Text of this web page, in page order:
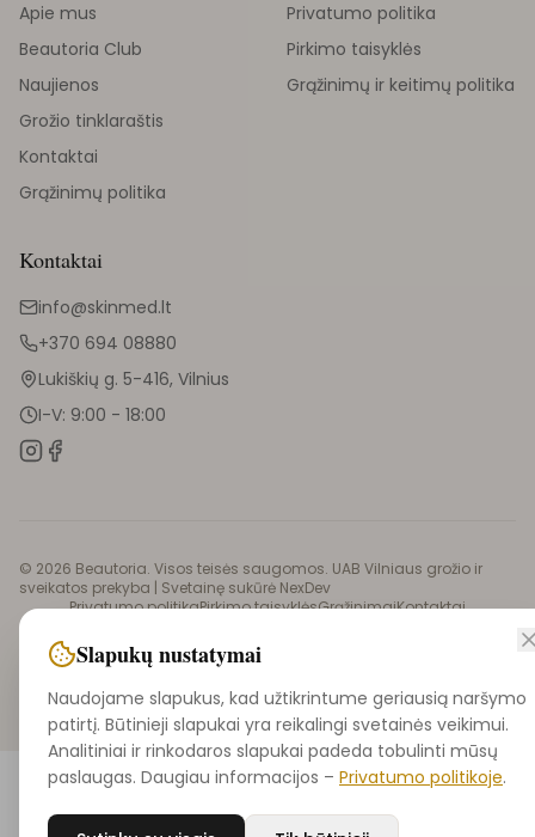
Apie mus
Beautoria Club
Naujienos
Grožio tinklaraštis
Kontaktai
Grąžinimų politika
Privatumo politika
Pirkimo taisyklės
Grąžinimų ir keitimų politika
Kontaktai
info@skinmed.lt
+370 694 08880
Lukiškių g. 5-416, Vilnius
I-V: 9:00 - 18:00
© 2026 Beautoria. Visos teisės saugomos. UAB Vilniaus grožio ir
sveikatos prekyba | Svetainę sukūrė NexDev
Privatumo politikaPirkimo taisyklėsGrąžinimaiKontaktai
Slapukų nustatymai
Naudojame slapukus, kad užtikrintume geriausią naršymo
patirtį. Būtinieji slapukai yra reikalingi svetainės veikimui.
Analitiniai ir rinkodaros slapukai padeda tobulinti mūsų
paslaugas. Daugiau informacijos – Privatumo politikoje.